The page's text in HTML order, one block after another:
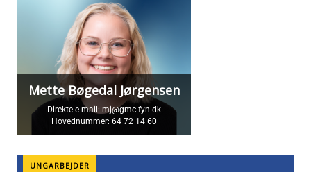
Direkte e-mail: mj@gmc-fyn.dk
Hovednummer: 64 72 14 60
Mette Bøgedal Jørgensen
UNGARBEJDER